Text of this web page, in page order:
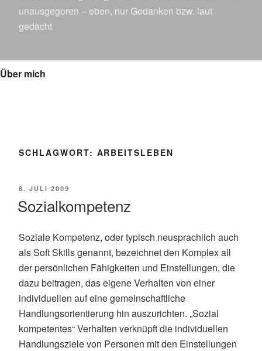
unausgegoren – eben, nur Gedanken bzw. laut
gedacht
Über mich
SCHLAGWORT: ARBEITSLEBEN
VERÖFFENTLICHT
8. JULI 2009
Sozialkompetenz
Soziale Kompetenz, oder typisch neusprachlich auch
als Soft Skills genannt, bezeichnet den Komplex all
der persönlichen Fähigkeiten und Einstellungen, die
dazu beitragen, das eigene Verhalten von einer
individuellen auf eine gemeinschaftliche
Handlungsorientierung hin auszurichten. „Sozial
kompetentes“ Verhalten verknüpft die individuellen
Handlungsziele von Personen mit den Einstellungen